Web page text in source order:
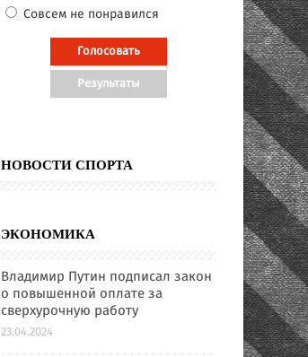
Совсем не понравился
НОВОСТИ СПОРТА
ЭКОНОМИКА
Владимир Путин подписал закон
о повышенной оплате за
сверхурочную работу
23.04.2024